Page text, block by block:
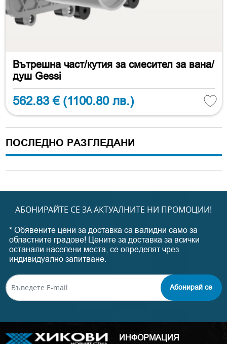
Вътрешна част/кутия за смесител за вана/
душ Gessi
562.83 € (1100.80 лв.)
ПОСЛЕДНО РАЗГЛЕДАНИ
АБОНИРАЙТЕ СЕ ЗА АКТУАЛНИТЕ НИ ПРОМОЦИИ!
* Обявените цени за доставка са валидни само за
областните градове! Цените за доставка за всички
останали населени места, се определят чрез
индивидуално запитване.
Абонирай се
ИНФОРМАЦИЯ